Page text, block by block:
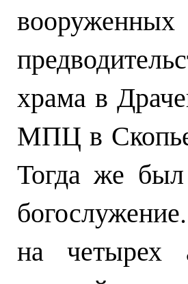
храма в
МПЦ в
Тогда же
на четырех